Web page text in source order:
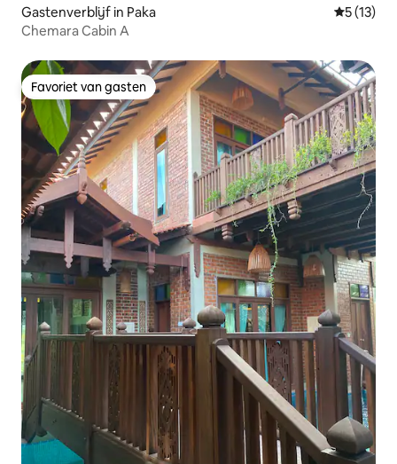
Gastenverblijf in Paka
5 (13)
Chemara Cabin A
Favoriet van gasten
Favoriet van gasten